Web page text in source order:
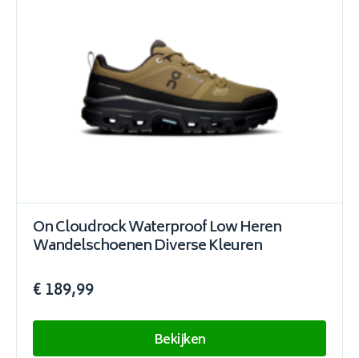
On Cloudrock Waterproof Low Heren
Wandelschoenen Diverse Kleuren
€ 189,99
Bekijken